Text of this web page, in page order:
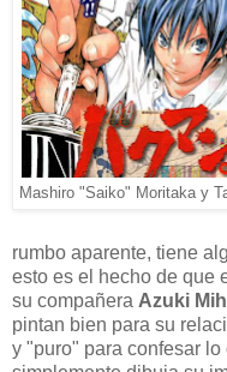
Mashiro "Saiko" Moritaka y
rumbo aparente, tiene
esto es el hecho de que
su compañera Azuki
pintan bien para su
y "puro" para confesar